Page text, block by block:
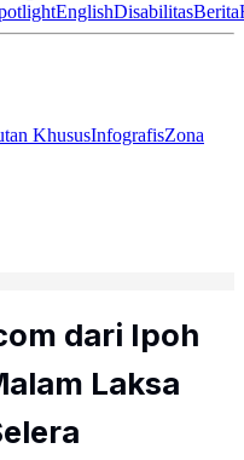
EnglishDisabilitasBerita
KhususInfografisZona
dari Ipoh
Laksa